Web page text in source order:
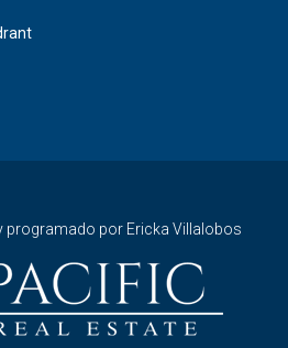
programado por Ericka Villalobos